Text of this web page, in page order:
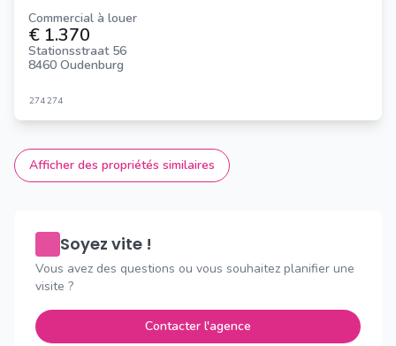
Commercial à louer
€ 1.370
Stationsstraat 56
8460 Oudenburg
274274
Afficher des propriétés similaires
Soyez vite !
Vous avez des questions ou vous souhaitez planifier une
visite ?
Contacter l'agence